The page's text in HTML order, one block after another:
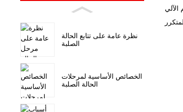
نظرة عامة على تتابع الحالة
الصلبة
الخصائص الأساسية لمرحلات
الحالة الصلبة